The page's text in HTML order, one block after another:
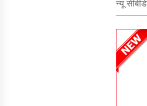
न्यू